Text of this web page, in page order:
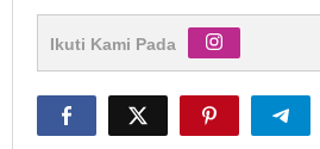
Ikuti Kami Pada